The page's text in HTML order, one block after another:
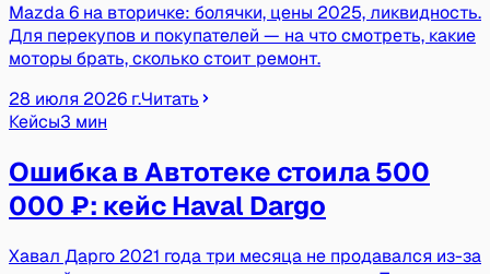
Mazda 6 на вторичке: болячки, цены 2025, ликвидность.
Для перекупов и покупателей — на что смотреть, какие
моторы брать, сколько стоит ремонт.
28 июля 2026 г.Читать
Кейсы3 мин
Ошибка в Автотеке стоила 500
000 ₽: кейс Haval Dargo
Хавал Дарго 2021 года три месяца не продавался из-за